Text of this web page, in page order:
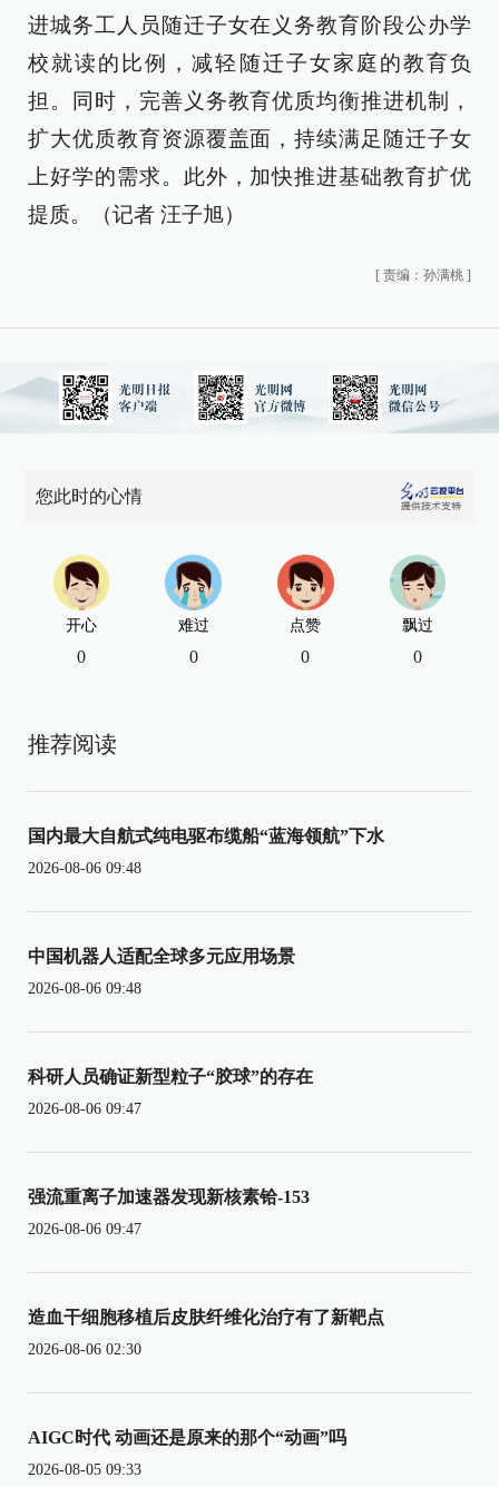
进城务工人员随迁子女在义务教育阶段公办学
校就读的比例，减轻随迁子女家庭的教育负
担。同时，完善义务教育优质均衡推进机制，
扩大优质教育资源覆盖面，持续满足随迁子女
上好学的需求。此外，加快推进基础教育扩优
提质。（记者 汪子旭）
[ 责编：孙满桃 ]
您此时的心情
开心
0
难过
0
点赞
0
飘过
0
推荐阅读
国内最大自航式纯电驱布缆船“蓝海领航”下水
2026-08-06 09:48
中国机器人适配全球多元应用场景
2026-08-06 09:48
科研人员确证新型粒子“胶球”的存在
2026-08-06 09:47
强流重离子加速器发现新核素铪-153
2026-08-06 09:47
造血干细胞移植后皮肤纤维化治疗有了新靶点
2026-08-06 02:30
AIGC时代 动画还是原来的那个“动画”吗
2026-08-05 09:33